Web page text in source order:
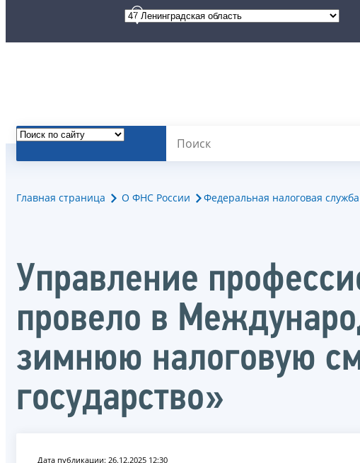
Главная страница О ФНС России Федеральная налоговая служба
Управление
провело в
зимнюю налоговую
государство»
Дата публикации: 26.12.2025 12:30